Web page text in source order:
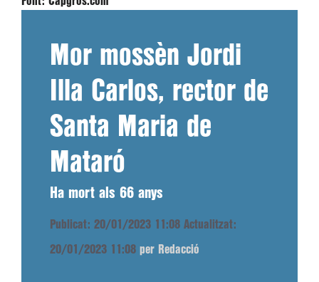
Mor mossèn Jordi
Illa Carlos, rector de
Santa Maria de
Mataró
Ha mort als 66 anys
Publicat: 20/01/2023 11:08 Actualitzat:
20/01/2023 11:08 per Redacció